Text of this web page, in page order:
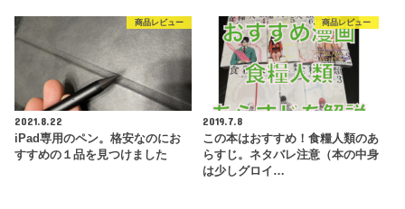
商品レビュー
2021.8.22
iPad専用のペン。格安なのにお
すすめの１品を見つけました
商品レビュー
2019.7.8
この本はおすすめ！食糧人類のあ
らすじ。ネタバレ注意（本の中身
は少しグロイ…